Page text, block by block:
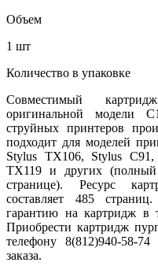
Объем
1 шт
Количество в упаковке
Совместимый
оригинальной модели
струйных принтеров
подходит для моделей
Stylus TX106, Stylus
TX119 и других (полный
странице). Ресурс
составляет 485
гарантию на картридж в
Приобрести картридж
телефону 8(812)940-58-
заказа.